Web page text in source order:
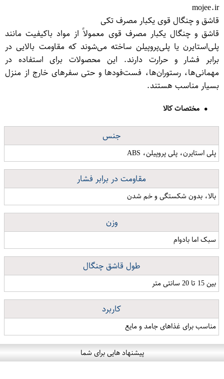
mojee.ir
قاشق و چنگال قوی یکبار مصرف تکی
قاشق و چنگال یکبار مصرف قوی معمولاً از مواد باکیفیت مانند
پلی‌استایرن یا پلی‌پروپیلن ساخته می‌شوند که مقاومت بالایی در
برابر فشار و حرارت دارند. این محصولات برای استفاده در
مهمانی‌ها، رستوران‌ها، فست‌فودها و حتی سفرهای خارج از منزل
بسیار مناسب هستند.
مختصات کالا
جنس
پلی استایرن، پلی پروپیلن، ABS
مقاومت در برابر فشار
بالا، بدون شکستگی و خم شدن
وزن
سبک اما بادوام
طول قاشق چنگال
بین 15 تا 20 سانتی متر
کاربرد
مناسب برای غذاهای جامد و مایع
پیشنهاد هایی برای شما